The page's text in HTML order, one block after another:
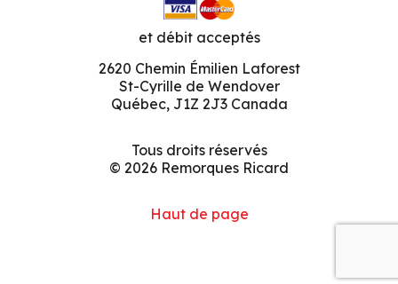
et débit acceptés
2620 Chemin Émilien Laforest
St-Cyrille de Wendover
Québec, J1Z 2J3 Canada
Tous droits réservés
© 2026 Remorques Ricard
Haut de page